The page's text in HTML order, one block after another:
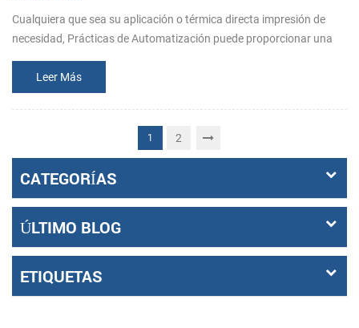
Cualquiera que sea su aplicación o térmica directa impresión de
necesidad, Prácticas de Automatización puede proporcionar una
específ...Leer Más
1 2
CATEGORÍAS
ÚLTIMO BLOG
ETIQUETAS